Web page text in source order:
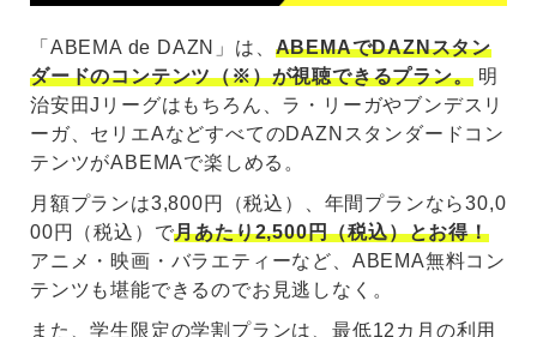
「ABEMA de DAZN」は、 ABEMAでDAZNスタン
ダードのコンテンツ（※）が視聴できるプラン。明
治安田Jリーグはもちろん、ラ・リーガやブンデスリ
ーガ、セリエAなどすべてのDAZNスタンダードコン
テンツがABEMAで楽しめる。
月額プランは3,800円（税込）、年間プランなら30,0
00円（税込）で月あたり2,500円（税込）とお得！
アニメ・映画・バラエティーなど、ABEMA無料コン
テンツも堪能できるのでお見逃しなく。
また、学生限定の学割プランは、最低12カ月の利用